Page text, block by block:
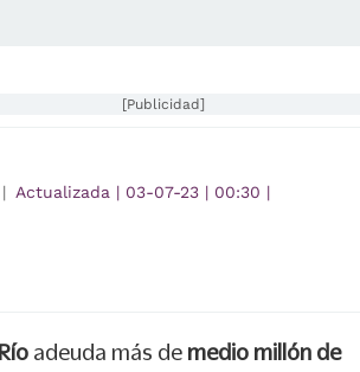
[Publicidad]
Actualizada | 03-07-23 | 00:30 |
adeuda más de medio millón de